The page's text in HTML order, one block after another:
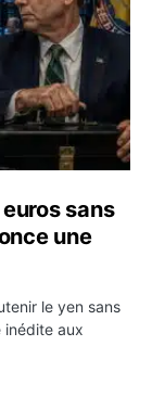
sans
une
le yen sans
inédite aux